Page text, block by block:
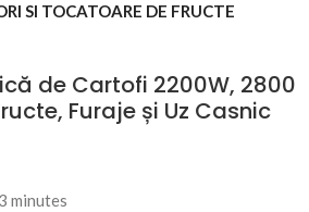
SI TOCATOARE DE FRUCTE
de Cartofi 2200W, 2800
Furaje și Uz Casnic
minutes